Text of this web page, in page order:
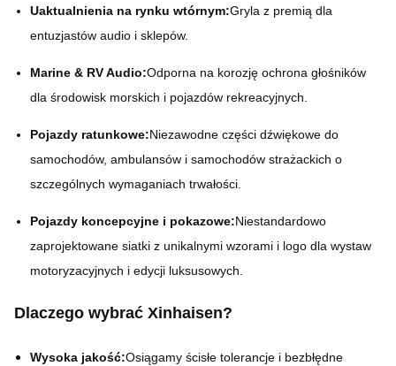
Uaktualnienia na rynku wtórnym:Gryla z premią dla
entuzjastów audio i sklepów.
Marine & RV Audio:Odporna na korozję ochrona głośników
dla środowisk morskich i pojazdów rekreacyjnych.
Pojazdy ratunkowe:Niezawodne części dźwiękowe do
samochodów, ambulansów i samochodów strażackich o
szczególnych wymaganiach trwałości.
Pojazdy koncepcyjne i pokazowe:Niestandardowo
zaprojektowane siatki z unikalnymi wzorami i logo dla wystaw
motoryzacyjnych i edycji luksusowych.
Dlaczego wybrać Xinhaisen?
Wysoka jakość:Osiągamy ścisłe tolerancje i bezbłędne